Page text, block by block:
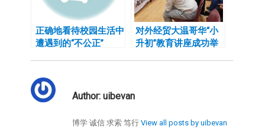
正确地看待校园生活中
遭遇到的“不公正”
对外经贸大温哥华“小
升初”教育讲座成功举
Author:uibevan
博学 诚信 求索 笃行 View all posts by uibevan